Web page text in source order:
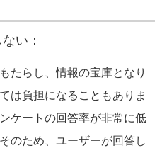
い：
たらし、情報の宝庫となり
は負担になることもありま
ケートの回答率が非常に低
のため、ユーザーが回答し